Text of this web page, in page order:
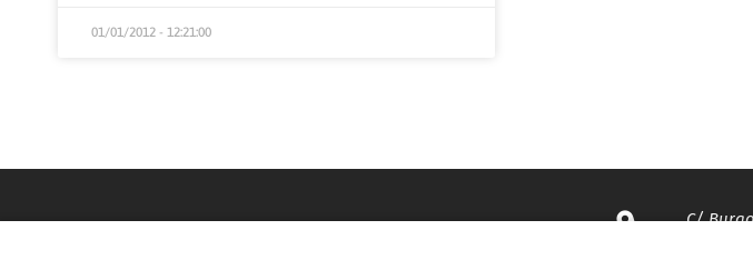
01/01/2012 - 12:21:00
C/